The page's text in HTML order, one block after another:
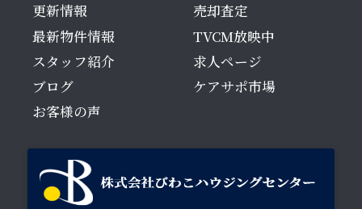
更新情報
最新物件情報
スタッフ紹介
ブログ
お客様の声
売却査定
TVCM放映中
求人ページ
ケアサポ市場